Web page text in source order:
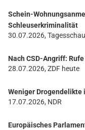
Schein-
Schleuserkriminalität
30.07.2026, Tagesschau
Nach CSD-Angriff:
28.07.2026, ZDF heute
Weniger Drogendelikte
17.07.2026, NDR
Europäisches